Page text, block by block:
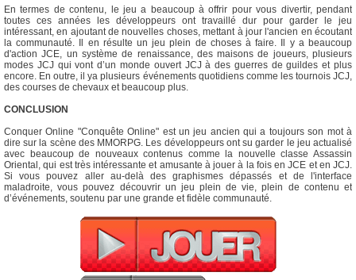
En termes de contenu, le jeu a beaucoup à offrir pour vous divertir, pendant
toutes ces années les développeurs ont travaillé dur pour garder le jeu
intéressant, en ajoutant de nouvelles choses, mettant à jour l'ancien en écoutant
la communauté. Il en résulte un jeu plein de choses à faire. Il y a beaucoup
d'action JCE, un système de renaissance, des maisons de joueurs, plusieurs
modes JCJ qui vont d’un monde ouvert JCJ à des guerres de guildes et plus
encore. En outre, il ya plusieurs événements quotidiens comme les tournois JCJ,
des courses de chevaux et beaucoup plus.
CONCLUSION
Conquer Online "Conquête Online" est un jeu ancien qui a toujours son mot à
dire sur la scène des MMORPG. Les développeurs ont su garder le jeu actualisé
avec beaucoup de nouveaux contenus comme la nouvelle classe Assassin
Oriental, qui est très intéressante et amusante à jouer à la fois en JCE et en JCJ.
Si vous pouvez aller au-delà des graphismes dépassés et de l'interface
maladroite, vous pouvez découvrir un jeu plein de vie, plein de contenu et
d’événements, soutenu par une grande et fidèle communauté.